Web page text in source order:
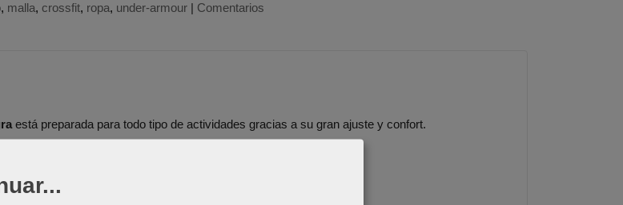
malla crossfit ropa under-armour | Comentarios
está preparada para todo tipo de actividades gracias a su gran ajuste y confort.
al cuerpo.
bolsillo.